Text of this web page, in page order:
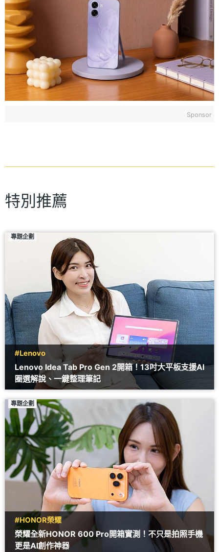
Sponsor
特別推薦
專題企劃
#Lenovo
Lenovo Idea Tab Pro Gen 2開箱！13吋大平板支援AI
圈選解說、一鍵整理筆記
專題企劃
#HONOR榮耀
榮耀全新HONOR 600 Pro開箱實測！不只是拍照手機
更是AI創作神器